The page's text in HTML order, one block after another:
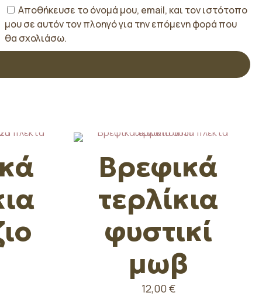
Αποθήκευσε το όνομά μου, email, και τον ιστότοπο
μου σε αυτόν τον πλοηγό για την επόμενη φορά που
θα σχολιάσω.
Βρεφικά
τερλίκια
φυστικί
μωβ
12,00 €